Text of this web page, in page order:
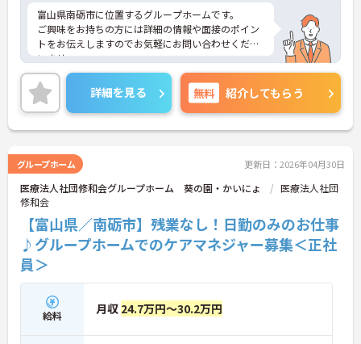
富山県南砺市に位置するグループホームです。
ご興味をお持ちの方には詳細の情報や面接のポイン
トをお伝えしますのでお気軽にお問い合わせくださ
いませ。
詳細を見る 無料 紹介してもらう
グループホーム 更新日：2026年04月30日
医療法人社団修和会グループホーム 葵の園・かいにょ
医療法人社団
修和会
【富山県／南砺市】残業なし！日勤のみのお仕事
♪グループホームでのケアマネジャー募集＜正社
員＞
給料 月収 24.7万円～30.2万円